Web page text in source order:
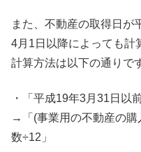
また、不動産の取得日が
4月1日以降によっても計
計算方法は以下の通りで
・「平成19年3月31日以
→「(事業用の不動産の購
数÷12」